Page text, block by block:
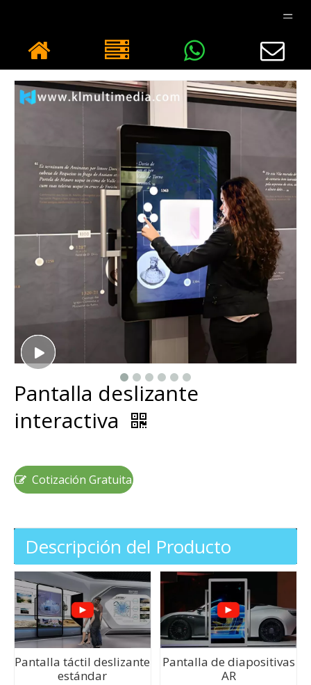
Pantalla deslizante
interactiva
Cotización Gratuita
Descripción del Producto
Pantalla táctil deslizante
estándar
Pantalla de diapositivas
AR